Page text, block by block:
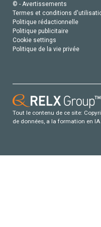
© - Avertissements
Termes et conditions
Politique rédactionnelle
Politique publicitaire
Cookie settings
Politique de la vie privée
Tout le contenu de ce site:
de données, a la formation en